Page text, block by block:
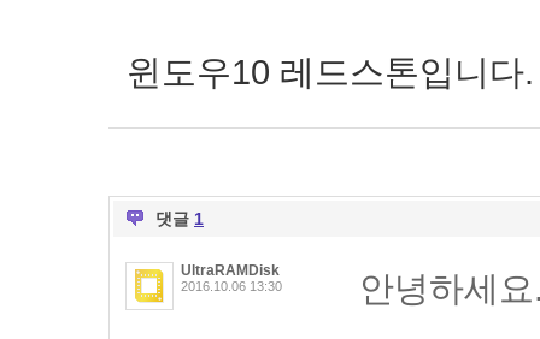
윈도우10 레드스톤입니다.
댓글 1
UltraRAMDisk
2016.10.06 13:30 안녕하세